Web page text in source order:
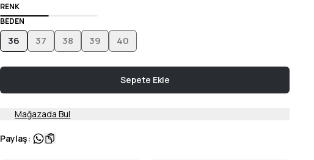
RENK
BEDEN
36 37 38 39 40
Sepete Ekle
Mağazada Bul
Paylaş: